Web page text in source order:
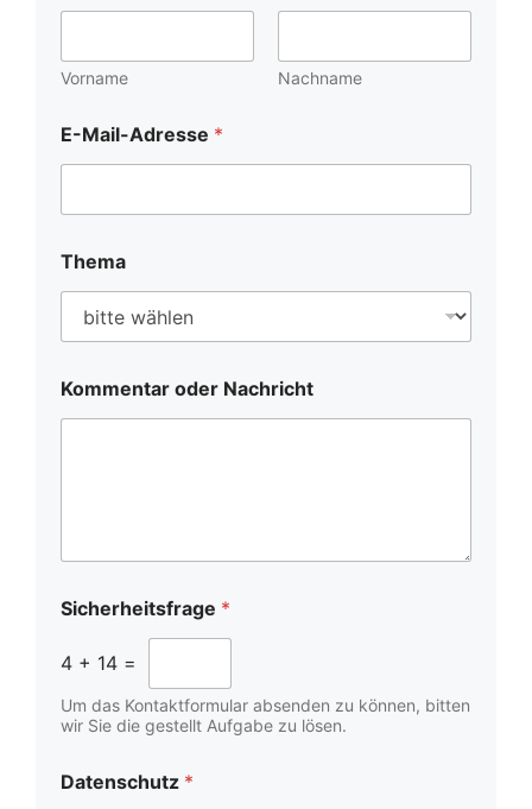
Vorname Nachname
d
e
T
e
m
a
a
e
E-Mail-Adresse *
Thema
Kommentar oder Nachricht
Sicherheitsfrage *
4 + 14 =
Um das Kontaktformular absenden zu können, bitten
wir Sie die gestellt Aufgabe zu lösen.
Datenschutz *